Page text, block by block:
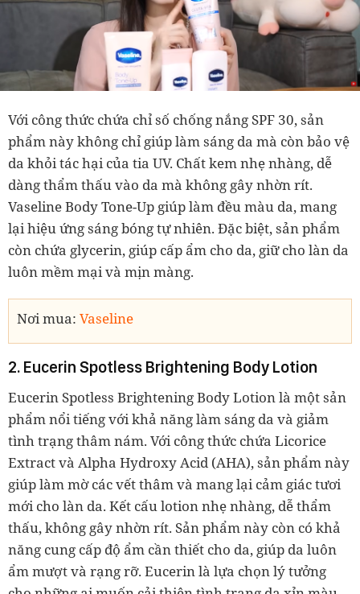
Với công thức chứa chỉ số chống nắng SPF 30, sản
phẩm này không chỉ giúp làm sáng da mà còn bảo vệ
da khỏi tác hại của tia UV. Chất kem nhẹ nhàng, dễ
dàng thẩm thấu vào da mà không gây nhờn rít.
Vaseline Body Tone-Up giúp làm đều màu da, mang
lại hiệu ứng sáng bóng tự nhiên. Đặc biệt, sản phẩm
còn chứa glycerin, giúp cấp ẩm cho da, giữ cho làn da
luôn mềm mại và mịn màng.
Nơi mua: Vaseline
2. Eucerin Spotless Brightening Body Lotion
Eucerin Spotless Brightening Body Lotion là một sản
phẩm nổi tiếng với khả năng làm sáng da và giảm
tình trạng thâm nám. Với công thức chứa Licorice
Extract và Alpha Hydroxy Acid (AHA), sản phẩm này
giúp làm mờ các vết thâm và mang lại cảm giác tươi
mới cho làn da. Kết cấu lotion nhẹ nhàng, dễ thẩm
thấu, không gây nhờn rít. Sản phẩm này còn có khả
năng cung cấp độ ẩm cần thiết cho da, giúp da luôn
ẩm mượt và rạng rỡ. Eucerin là lựa chọn lý tưởng